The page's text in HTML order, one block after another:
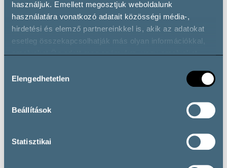
használjuk. Emellett megosztjuk weboldalunk
használatára vonatkozó adatait közösségi média-,
hirdetési és elemző partnereinkkel is, akik az adatokat
esetleg összekapcsolhatják más olyan információkkal,
amelyeket Ön adott meg számukra, vagy amelyeket
során.
kiválasztása
Elengedhetetlen
Beállítások
Statisztikai
Wheelchair accessible
Wine types